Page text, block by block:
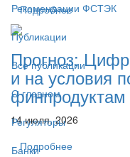
Рекомендации ФСТЭК
Публикации
Все публикации
О главном
Регуляторы
Банки
Подробнее
Прогноз:
и на условия
финпродуктам
14 июля, 2026
Подробнее